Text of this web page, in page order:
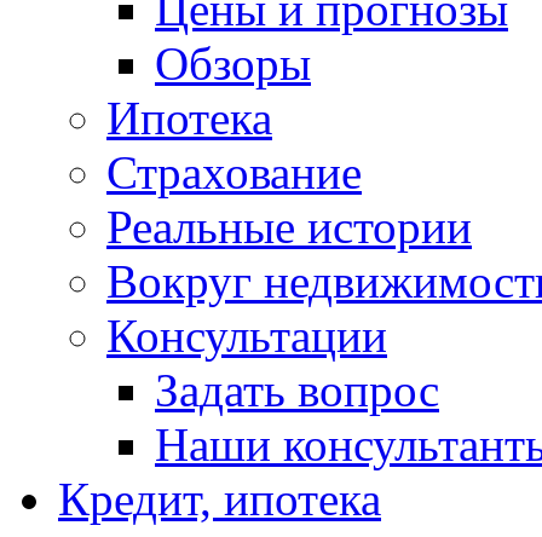
Обзоры
Ипотека
Страхование
Реальные истории
Вокруг
Консультации
Задать вопрос
Наши
Кредит, ипотека